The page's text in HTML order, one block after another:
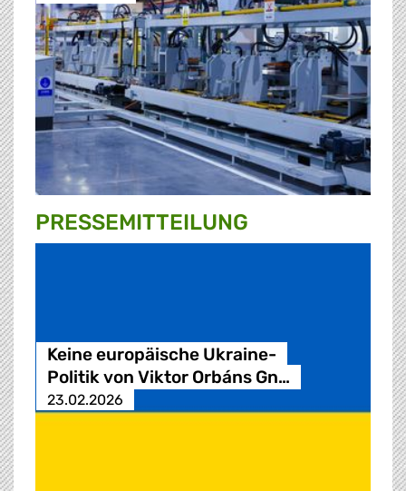
PRESSE­MITTEILUNG
Keine europäische Ukraine-
Politik von Viktor Orbáns Gn…
23.02.2026